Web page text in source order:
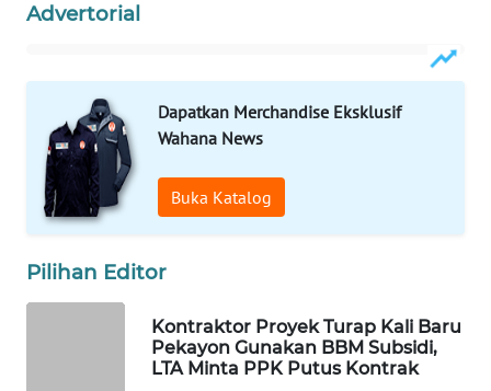
Advertorial
Dapatkan Merchandise Eksklusif
Wahana News
Buka Katalog
Pilihan Editor
Kontraktor Proyek Turap Kali Baru
Pekayon Gunakan BBM Subsidi,
LTA Minta PPK Putus Kontrak
FORWAMKI
ALPERKLINAS
FORJASIDA
TAMBANG
NEWS
SITUNGIR
NEWS